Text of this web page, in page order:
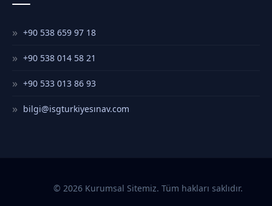
+90 538 659 97 18
+90 538 014 58 21
+90 533 013 86 93
bilgi@isgturkiyesınav.com
© 2026 Kurumsal Sitemiz. Tüm hakları saklıdır.